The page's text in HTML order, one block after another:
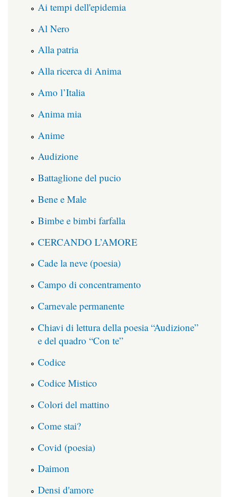
Ai tempi dell'epidemia
Al Nero
Alla patria
Alla ricerca di Anima
Amo l’Italia
Anima mia
Anime
Audizione
Battaglione del pucio
Bene e Male
Bimbe e bimbi farfalla
CERCANDO L’AMORE
Cade la neve (poesia)
Campo di concentramento
Carnevale permanente
Chiavi di lettura della poesia “Audizione”
e del quadro “Con te”
Codice
Codice Mistico
Colori del mattino
Come stai?
Covid (poesia)
Daimon
Densi d'amore